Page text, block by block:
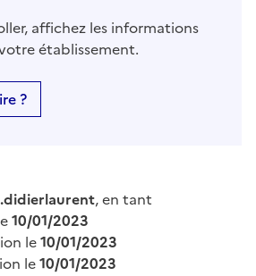
affichez les informations
établissement.
?
, en tant
10/01/2023
le10/01/2023
le10/01/2023